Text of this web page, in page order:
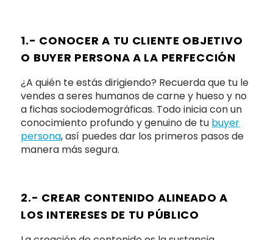
1.- CONOCER A TU CLIENTE OBJETIVO
O BUYER PERSONA A LA PERFECCIÓN
¿A quién te estás dirigiendo? Recuerda que tu le
vendes a seres humanos de carne y hueso y no
a fichas sociodemográficas. Todo inicia con un
conocimiento profundo y genuino de tu buyer
persona, así puedes dar los primeros pasos de
manera más segura.
2.- CREAR CONTENIDO ALINEADO A
LOS INTERESES DE TU PÚBLICO